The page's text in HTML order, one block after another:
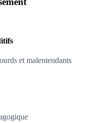
et malentendants